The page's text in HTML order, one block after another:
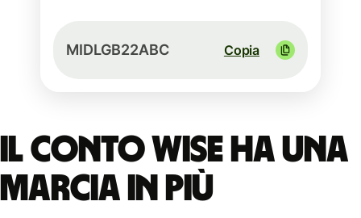
MIDLGB22ABC Copia
Il conto Wise ha una
marcia in più